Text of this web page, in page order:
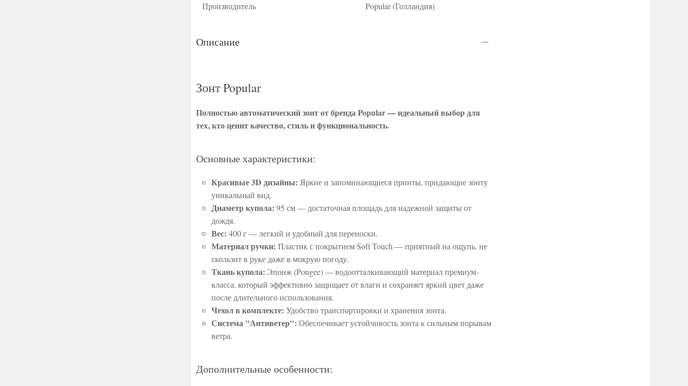
Производитель
Popular (Голландия)
Описание
Зонт Popular
Полностью автоматический зонт от бренда Popular — идеальный выбор для
тех, кто ценит качество, стиль и функциональность.
Основные характеристики:
Красивые 3D дизайны: Яркие и запоминающиеся принты, придающие зонту
уникальный вид.
Диаметр купола: 95 см — достаточная площадь для надежной защиты от
дождя.
Вес: 400 г — легкий и удобный для переноски.
Материал ручки: Пластик с покрытием Soft Touch — приятный на ощупь, не
скользит в руке даже в мокрую погоду.
Ткань купола: Эпонж (Pongee) — водоотталкивающий материал премиум-
класса, который эффективно защищает от влаги и сохраняет яркий цвет даже
после длительного использования.
Чехол в комплекте: Удобство транспортировки и хранения зонта.
Система "Антиветер": Обеспечивает устойчивость зонта к сильным порывам
ветра.
Дополнительные особенности: